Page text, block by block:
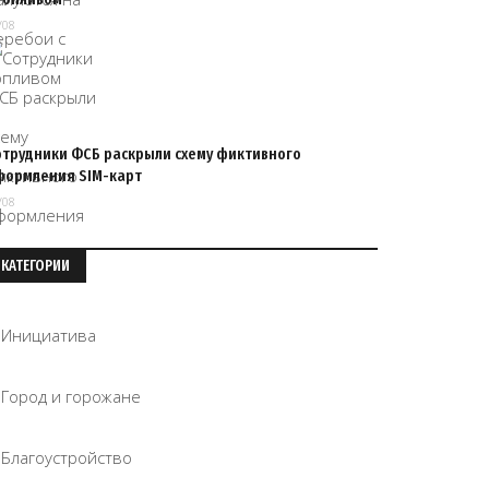
ФСБ раскрыли схему фиктивного
SIM-карт
КАТЕГОРИИ
Инициатива
Город и горожане
Благоустройство